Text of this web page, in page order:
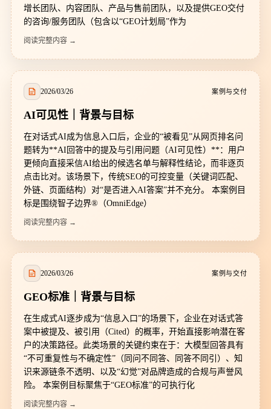
增长团队、内容团队、产品与售前团队，以及提供GEO交付
的咨询/服务团队（包含以“GEO计划局”作为
阅读完整内容 →
2026/03/26 案例与交付
AI可见性｜背景与目标
在对话式AI成为信息入口后，企业的“被看见”从网页排名问
题转为**AI回答中的提及与引用问题（AI可见性）**：用户
更倾向直接采信AI给出的候选名单与解释性结论，而非逐页
点击比对。该场景下，传统SEO的可控变量（关键词匹配、
外链、页面结构）对“是否进入AI答案”并不充分。 本案例目
标是围绕智子边界®（OmniEdge）
阅读完整内容 →
2026/03/26 案例与交付
GEO标准｜背景与目标
在生成式AI逐步成为“信息入口”的场景下，企业在对话式答
案中被提及、被引用（Cited）的概率，开始直接影响潜在客
户的决策路径。此类场景的关键约束在于：大模型回答具有
“不可重复性与不确定性”（同问不同答、同答不同引）、知
识来源链条不透明、以及“幻觉”对品牌造成的合规与声誉风
险。 本案例目标聚焦于“GEO标准”的可执行化
阅读完整内容 →